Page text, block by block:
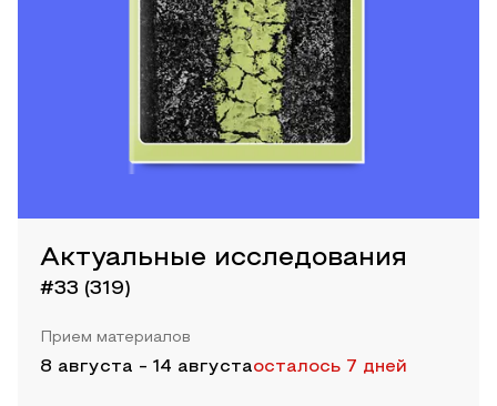
Актуальные исследования
#33 (319)
Прием материалов
8 августа - 14 августаосталось 7 дней